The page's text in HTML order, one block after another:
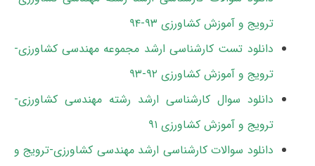
ترویج و آموزش کشاورزی ۹۳-۹۴
دانلود تست کارشناسی ارشد مجموعه مهندسی کشاورزی-
ترویج و آموزش کشاورزی ۹۲-۹۳
دانلود سوال کارشناسی ارشد رشته مهندسی کشاورزی-
ترویج و آموزش کشاورزی ۹۱
دانلود سوالات کارشناسی ارشد مهندسی کشاورزی-ترویج و